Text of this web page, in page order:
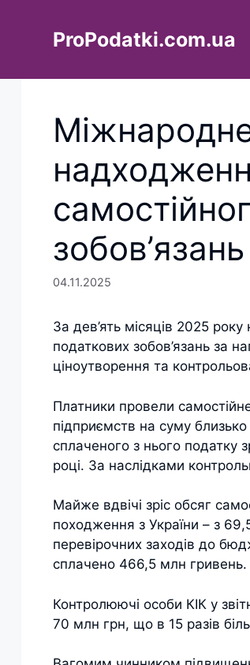
ProPodatki.com.ua
04.11.2025
За дев’ять місяців 2025
податкових зобов’язань за
ціноутворення та
Платники провели
підприємств на суму
сплаченого з нього податку
році. За наслідками
Майже вдвічі зріс обсяг
походження з України – з
перевірочних заходів до
сплачено 466,5 млн гривень.
Контролюючі особи КІК у
70 млн грн, що в 15 разів